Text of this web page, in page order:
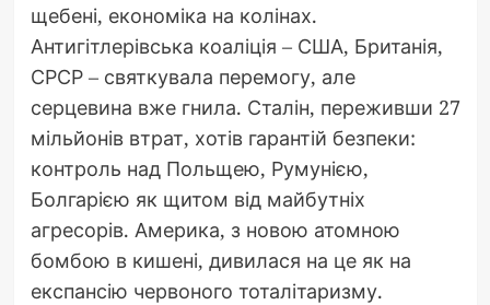
щебені, економіка на колінах.
Антигітлерівська коаліція – США, Британія,
СРСР – святкувала перемогу, але
серцевина вже гнила. Сталін, переживши 27
мільйонів втрат, хотів гарантій безпеки:
контроль над Польщею, Румунією,
Болгарією як щитом від майбутніх
агресорів. Америка, з новою атомною
бомбою в кишені, дивилася на це як на
експансію червоного тоталітаризму.